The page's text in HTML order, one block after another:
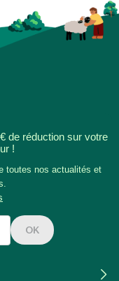
de réduction sur votre
!
toutes nos actualités et
OK